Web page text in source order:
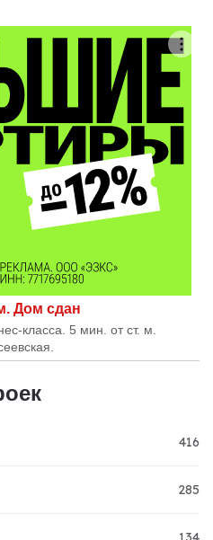
Дом сдан
класса. 5 мин. от ст. м.
416
285